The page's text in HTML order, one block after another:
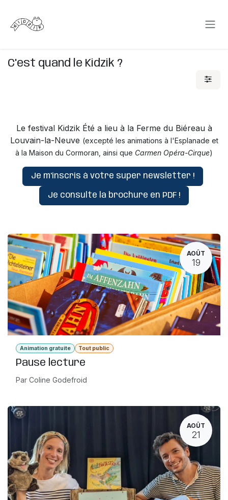
C'est quand le Kidzik ?
Le festival Kidzik Été a lieu à la Ferme du Biéreau à
Louvain-la-Neuve (excepté les animations à l'Esplanade et
à la Maison du Cormoran, ainsi que Carmen Opéra-Cirque)
Je m'inscris à votre super newsletter !
Je consulte la brochure en PDF !
AOÛT
19
Animation gratuite Tout public
Pause lecture
Par Coline Godefroid
AOÛT
21